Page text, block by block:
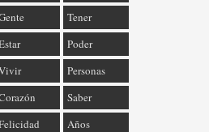
Tener
Poder
Personas
Saber
Años